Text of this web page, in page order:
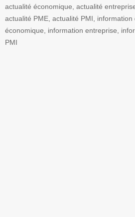
actualité économique, actualité
actualité PME, actualité PMI, information
économique, information entreprise,
PMI